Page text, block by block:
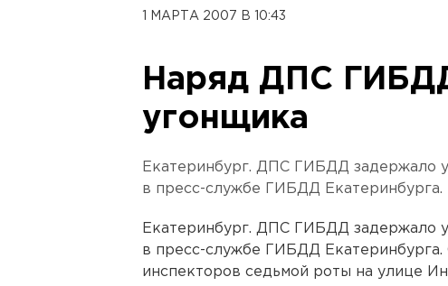
1 МАРТА 2007 В 10:43
Наряд ДПС
угонщика
Екатеринбург. ДПС ГИБДД задержало
в пресс-службе ГИБДД Екатеринбурга.
Екатеринбург. ДПС ГИБДД задержало
в пресс-службе ГИБДД Екатеринбурга.
инспекторов седьмой роты на улице